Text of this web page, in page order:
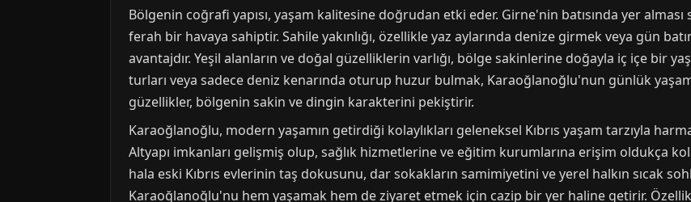
Bölgenin coğrafi yapısı, yaşam kalitesine doğrudan etki eder. Girne'nin batısında yer
ferah bir havaya sahiptir. Sahile yakınlığı, özellikle yaz aylarında denize girmek veya gün
avantajdır. Yeşil alanların ve doğal güzelliklerin varlığı, bölge sakinlerine doğayla iç içe bir
turları veya sadece deniz kenarında oturup huzur bulmak, Karaoğlanoğlu'nun günlük
güzellikler, bölgenin sakin ve dingin karakterini pekiştirir.
Karaoğlanoğlu, modern yaşamın getirdiği kolaylıkları geleneksel Kıbrıs yaşam tarzıyla
Altyapı imkanları gelişmiş olup, sağlık hizmetlerine ve eğitim kurumlarına erişim oldukça
hala eski Kıbrıs evlerinin taş dokusunu, dar sokakların samimiyetini ve yerel halkın sıcak
Karaoğlanoğlu'nu hem yaşamak hem de ziyaret etmek için cazip bir yer haline getirir.